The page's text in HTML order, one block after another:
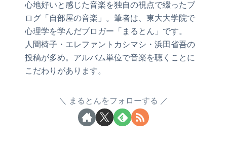
心地好いと感じた音楽を独自の視点で綴ったブ
ログ「自部屋の音楽」。筆者は、東大大学院で
心理学を学んだブロガー「まるとん」です。
人間椅子・エレファントカシマシ・浜田省吾の
投稿が多め。アルバム単位で音楽を聴くことに
こだわりがあります。
まるとんをフォローする